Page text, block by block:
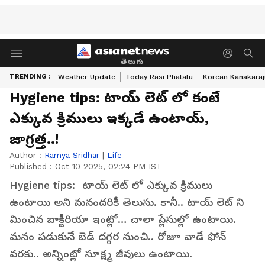
తెలుగు
TRENDING : Weather Update Today Rasi Phalalu Korean
Hygiene tips: టాయ్ లెట్ లో కంటే
ఎక్కువ క్రిములు ఇక్కడే ఉంటాయ్,
జాగ్రత్త..!
Author : Ramya Sridhar | Life
Published : Oct 10 2025, 02:24 PM IST
Hygiene tips: టాయ్ లెట్ లో ఎక్కువ క్రిములు
ఉంటాయి అని మనందరికీ తెలుసు. కానీ.. టాయ్ లెట్ ని
మించిన బాక్టీరియా ఇంట్లో… చాలా ప్లేసుల్లో ఉంటాయి.
మనం పడుకునే బెడ్ దగ్గర నుంచి.. రోజూ వాడే ఫోన్
వరకు.. అన్నింట్లో సూక్ష్మ జీవులు ఉంటాయి.